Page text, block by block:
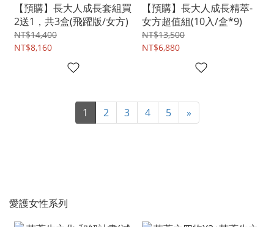
【預購】長大人成長套組買
2送1，共3盒(飛躍版/女方)
NT$14,400
NT$8,160
【預購】長大人成長精萃-
女方超值組(10入/盒*9)
NT$13,500
NT$6,880
1 2 3 4 5 »
愛護女性系列